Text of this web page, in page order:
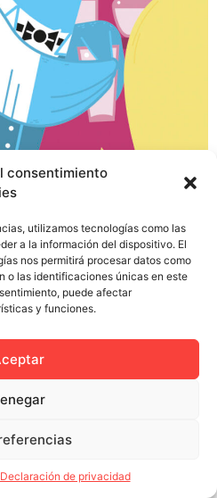
consentimiento
utilizamos tecnologías como las
a la información del dispositivo. El
nos permitirá procesar datos como
o las identificaciones únicas en este
puede afectar
y funciones.
Declaración de privacidad
llamar la atención del
desde el otro lado de la
que además os toca
clientes que se agolpan en
tengan […]
Política de cookies (UE)
Miga © 2023